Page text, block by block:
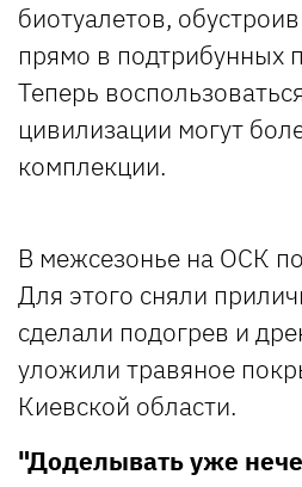
биотуалетов,
прямо в подтрибунных
Теперь
цивилизации могут
комплекции.
В межсезонье на ОСК
Для этого сняли
сделали подогрев и
уложили травяное
Киевской области.
"Доделывать уже